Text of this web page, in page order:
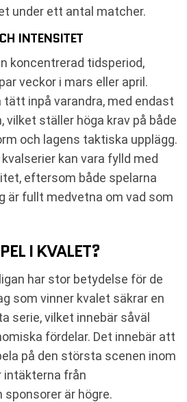
under ett antal matcher.
INTENSITET
koncentrerad tidsperiod,
veckor i mars eller april.
tätt inpå varandra, med endast
vilket ställer höga krav på både
och lagens taktiska upplägg.
kan vara fylld med
eftersom både spelarna
är fullt medvetna om vad som
I KVALET?
har stor betydelse för de
som vinner kvalet säkrar en
serie, vilket innebär såväl
fördelar. Det innebär att
på den största scenen inom
intäkterna från
är högre.